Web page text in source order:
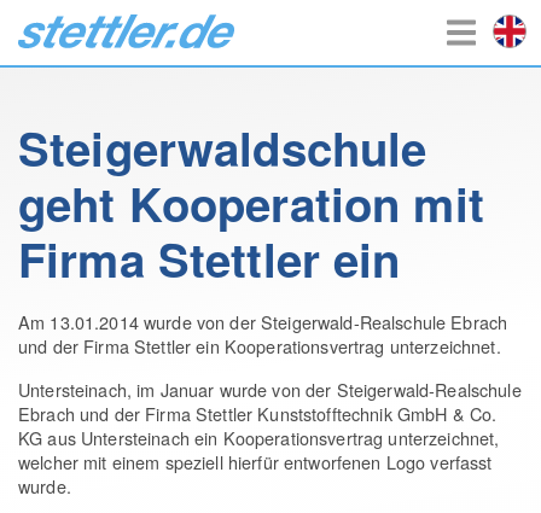
Steigerwaldschule
geht Kooperation mit
Firma Stettler ein
Am 13.01.2014 wurde von der Steigerwald-Realschule Ebrach
und der Firma Stettler ein Kooperationsvertrag unterzeichnet.
Untersteinach, im Januar wurde von der Steigerwald-Realschule
Ebrach und der Firma Stettler Kunststofftechnik GmbH & Co.
KG aus Untersteinach ein Kooperationsvertrag unterzeichnet,
welcher mit einem speziell hierfür entworfenen Logo verfasst
wurde.